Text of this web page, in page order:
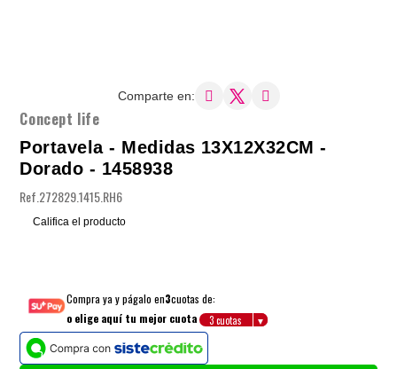
Comparte en:
Concept life
Portavela - Medidas 13X12X32CM -
Dorado - 1458938
Ref. 272829.1415.RH6
Califica el producto
Compra ya y págalo en3cuotas de:
o elige aquí tu mejor cuota